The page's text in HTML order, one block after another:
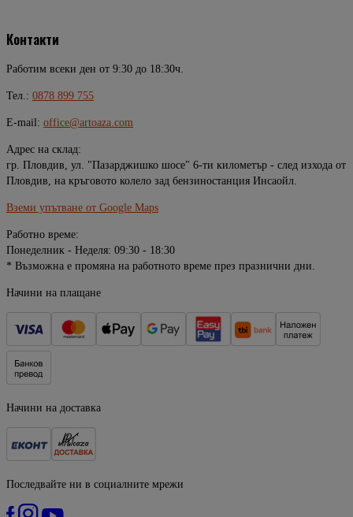
Контакти
Работим всеки ден от 9:30 до 18:30ч.
Тел.: 0878 899 755
E-mail: office@artoaza.com
Адрес на склад:
гр. Пловдив, ул. "Пазарджишко шосе" 6-ти километър - след изхода от
Пловдив, на кръговото колело зад бензиностанция Инсаойл.
Вземи упътване от Google Maps
Работно време:
Понеделник - Неделя: 09:30 - 18:30
* Възможна е промяна на работното време през празнични дни.
Начини на плащане
Начини на доставка
Последвайте ни в социалните мрежи